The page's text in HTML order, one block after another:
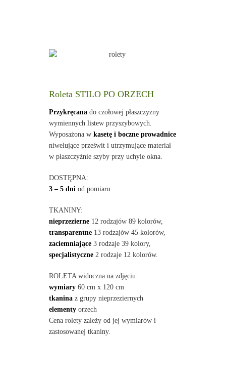
Roleta STILO PO ORZECH
Przykręcanado czołowej płaszczyzny
wymiennych listew przyszybowych.
Wyposażona w kasetę i boczne prowadnice
niwelujące prześwit i utrzymujące materiał
w płaszczyźnie szyby przy uchyle okna.
DOSTĘPNA:
3 – 5 dni od pomiaru
TKANINY:
nieprzezierne12 rodzajów 89 kolorów,
transparentne13 rodzajów 45 kolorów,
zaciemniające3 rodzaje 39 kolory,
specjalistyczne2 rodzaje 12 kolorów.
ROLETA widoczna na zdjęciu:
wymiary60 cm x 120 cm
tkaninaz grupy nieprzeziernych
elementyorzech
Cena rolety zależy od jej wymiarów i
zastosowanej tkaniny.